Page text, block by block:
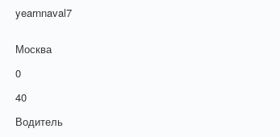
yearnnaval7
Москва
0
40
Водитель